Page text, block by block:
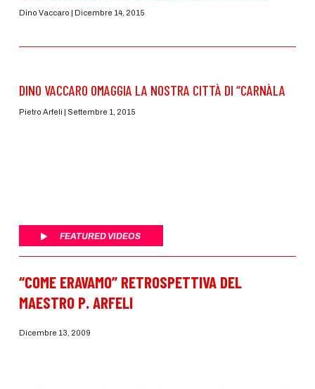
Dino Vaccaro Dicembre 14, 2015
DINO VACCARO OMAGGIA LA NOSTRA CITTÀ DI “CARNÀLA
Pietro Arfeli Settembre 1, 2015
FEATURED VIDEOS
“COME ERAVAMO” RETROSPETTIVA DEL
MAESTRO P. ARFELI
Dicembre 13, 2009